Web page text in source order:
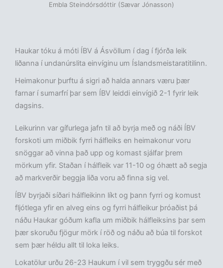
Embla Steindórsdóttir (Sævar Jónasson)
Haukar tóku á móti ÍBV á Ásvöllum í dag í fjórða leik
liðanna í undanúrslita einvíginu um Íslandsmeistaratitilinn.
Heimakonur þurftu á sigri að halda annars væru þær
farnar í sumarfrí þar sem ÍBV leiddi einvígið 2-1 fyrir leik
dagsins.
Leikurinn var gífurlega jafn til að byrja með og náði ÍBV
forskoti um miðbik fyrri hálfleiks en heimakonur voru
snöggar að vinna það upp og komast sjálfar þrem
mörkum yfir. Staðan í hálfleik var 11-10 og óhætt að segja
að markverðir beggja liða voru að finna sig vel.
ÍBV byrjaði síðari hálfleikinn líkt og þann fyrri og komust
fljótlega yfir en alveg eins og fyrri hálfleikur þróaðist þá
náðu Haukar góðum kafla um miðbik hálfleiksins þar sem
þær skoruðu fjögur mörk í röð og náðu að búa til forskot
sem þær héldu allt til loka leiks.
Lokatölur urðu 26-23 Haukum í vil sem tryggðu sér með